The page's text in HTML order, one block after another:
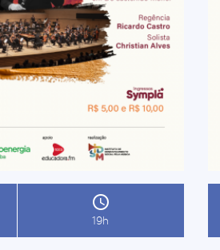
19h